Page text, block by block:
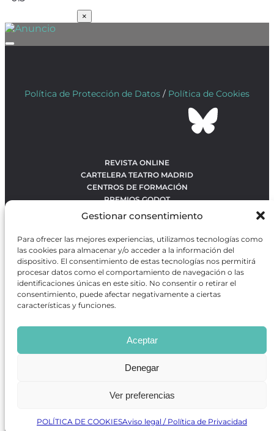
Gestionar consentimiento
Para ofrecer las mejores experiencias, utilizamos tecnologías como
las cookies para almacenar y/o acceder a la información del
dispositivo. El consentimiento de estas tecnologías nos permitirá
procesar datos como el comportamiento de navegación o las
identificaciones únicas en este sitio. No consentir o retirar el
consentimiento, puede afectar negativamente a ciertas
características y funciones.
Aceptar
Denegar
Ver preferencias
POLÍTICA DE COOKIESAviso legal / Política de Privacidad
×
Política de Protección de Datos / Política de Cookies
REVISTA ONLINE
CARTELERA TEATRO MADRID
CENTROS DE FORMACIÓN
PREMIOS GODOT
CONTACTO
OBRAS MÁS VOTADAS
RANKING MEJORES OBRAS
BÚSQUEDA AVANZADA DE OBRAS
Revista GODOTes una revista independiente especializada
en información sobre artes escénicas de Madrid, gratuita y
que se distribuye en espacios escénicos, además de otros
puntos de interés turístico y de ocio de la capital.
Desarrollado por Precise Future